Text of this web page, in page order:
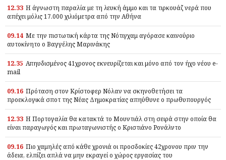
12.33 Η άγνωστη παραλία με τη λευκή άμμο και τα τιρκουάζ νερά που
απέχει μόλις 17.000 χιλιόμετρα από την Αθήνα
09.14 Με την πιστωτική κάρτα της Νότιγχαμ αγόρασε καινούριο
αυτοκίνητο ο Βαγγέλης Μαρινάκης
12.35 Απηυδισμένος 41χρονος εκνευρίζεται και μόνο από τον ήχο νέου e-
mail
09.16 Πρόταση στον Κρίστοφερ Νόλαν να σκηνοθετήσει τα
προεκλογικά σποτ της Νέας Δημοκρατίας απηύθυνε ο πρωθυπουργός
12.33 Η Πορτογαλία θα κατακτά το Μουντιάλ στη σειρά στην οποία θα
είναι παραγωγός και πρωταγωνιστής ο Κριστιάνο Ρονάλντο
09.16 Πιο χαμηλές από κάθε χρονιά οι προσδοκίες 42χρονου πριν την
άδεια, ελπίζει απλά να μην εκραγεί ο χώρος εργασίας του